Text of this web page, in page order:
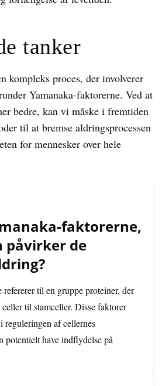
tanker
kompleks proces, der involverer
Yamanaka-faktorerne. Ved at
bedre, kan vi måske i fremtiden
til at bremse aldringsprocessen
for mennesker over hele
faktorerne,
påvirker de
refererer til en gruppe proteiner, der
til stamceller. Disse faktorer
af cellernes
potentielt have indflydelse på